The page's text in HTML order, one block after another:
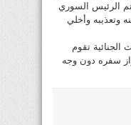
الرئيس السوري
وتعذيبه وأخلي
الجنائية تقوم
سفره دون وجه